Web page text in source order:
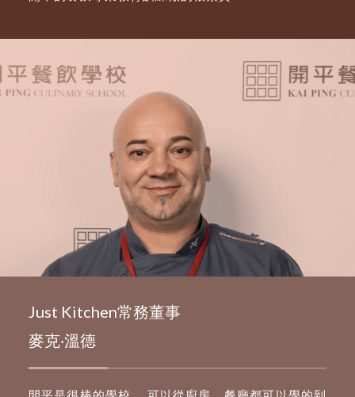
Just Kitchen常務董事
麥克‧溫德